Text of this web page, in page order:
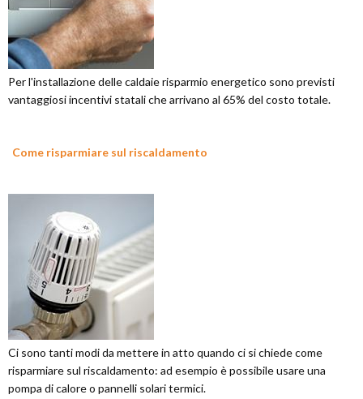
Per l'installazione delle caldaie risparmio energetico sono previsti
vantaggiosi incentivi statali che arrivano al 65% del costo totale.
Come risparmiare sul riscaldamento
Ci sono tanti modi da mettere in atto quando ci si chiede come
risparmiare sul riscaldamento: ad esempio è possibile usare una
pompa di calore o pannelli solari termici.